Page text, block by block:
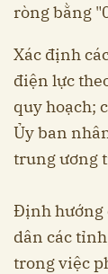
ròng bằng
Xác định
điện lực
quy hoạch;
Ủy ban
trung ương
Định hướng
dân các
trong việc